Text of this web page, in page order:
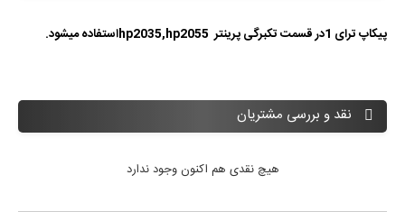
پیکاپ ترای 1در قسمت تکبرگی پرینتر hp2035,hp2055استفاده میشود.
نقد و بررسی مشتریان
هیچ نقدی هم اکنون وجود ندارد